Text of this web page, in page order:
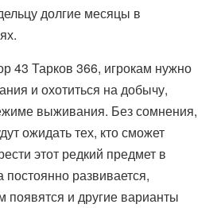
долгие месяцы в
43 Тарков 366, игрокам нужно
и охотиться на добычу,
выживания. Без сомнения,
ожидать тех, кто сможет
этот редкий предмет в
постоянно развивается,
и другие варианты